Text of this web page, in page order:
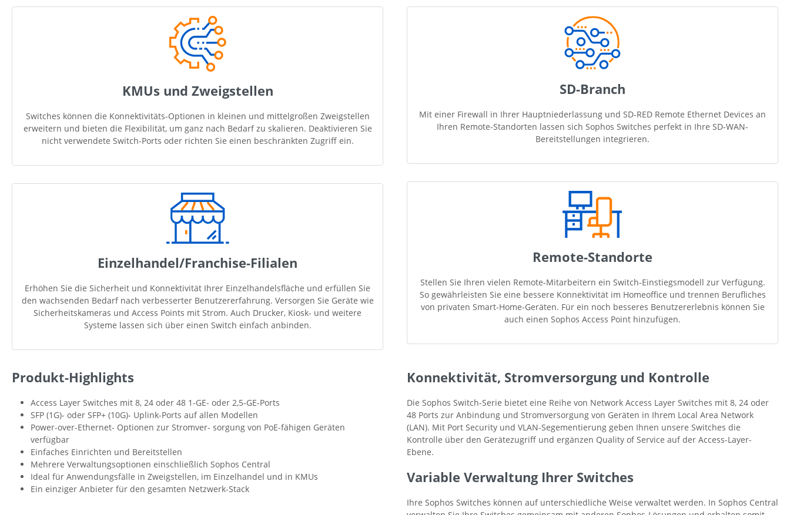
KMUs und Zweigstellen
Switches können die Konnektivitäts-Optionen in kleinen und mittelgroßen Zweigstellen
erweitern und bieten die Flexibilität, um ganz nach Bedarf zu skalieren. Deaktivieren Sie
nicht verwendete Switch-Ports oder richten Sie einen beschränkten Zugriff ein.
Einzelhandel/Franchise-Filialen
Erhöhen Sie die Sicherheit und Konnektivität Ihrer Einzelhandelsfläche und erfüllen Sie
den wachsenden Bedarf nach verbesserter Benutzererfahrung. Versorgen Sie Geräte wie
Sicherheitskameras und Access Points mit Strom. Auch Drucker, Kiosk- und weitere
Systeme lassen sich über einen Switch einfach anbinden.
SD-Branch
Mit einer Firewall in Ihrer Hauptniederlassung und SD-RED Remote Ethernet Devices an
Ihren Remote-Standorten lassen sich Sophos Switches perfekt in Ihre SD-WAN-
Bereitstellungen integrieren.
Remote-Standorte
Stellen Sie Ihren vielen Remote-Mitarbeitern ein Switch-Einstiegsmodell zur Verfügung.
So gewährleisten Sie eine bessere Konnektivität im Homeoffice und trennen Berufliches
von privaten Smart-Home-Geräten. Für ein noch besseres Benutzererlebnis können Sie
auch einen Sophos Access Point hinzufügen.
Produkt-Highlights
Access Layer Switches mit 8, 24 oder 48 1-GE- oder 2,5-GE-Ports
SFP (1G)- oder SFP+ (10G)- Uplink-Ports auf allen Modellen
Power-over-Ethernet- Optionen zur Stromver- sorgung von PoE-fähigen Geräten
verfügbar
Einfaches Einrichten und Bereitstellen
Mehrere Verwaltungsoptionen einschließlich Sophos Central
Ideal für Anwendungsfälle in Zweigstellen, im Einzelhandel und in KMUs
Ein einziger Anbieter für den gesamten Netzwerk-Stack
Konnektivität, Stromversorgung und Kontrolle
Die Sophos Switch-Serie bietet eine Reihe von Network Access Layer Switches mit 8, 24 oder
48 Ports zur Anbindung und Stromversorgung von Geräten in Ihrem Local Area Network
(LAN). Mit Port Security und VLAN-Segementierung geben Ihnen unsere Switches die
Kontrolle über den Gerätezugriff und ergänzen Quality of Service auf der Access-Layer-
Ebene.
Variable Verwaltung Ihrer Switches
Ihre Sophos Switches können auf unterschiedliche Weise verwaltet werden. In Sophos Central